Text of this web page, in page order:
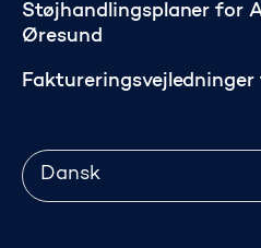
Støjhandlingsplaner for
Øresund
Sprog